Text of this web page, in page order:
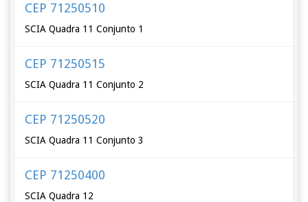
CEP 71250510
SCIA Quadra 11 Conjunto 1
CEP 71250515
SCIA Quadra 11 Conjunto 2
CEP 71250520
SCIA Quadra 11 Conjunto 3
CEP 71250400
SCIA Quadra 12